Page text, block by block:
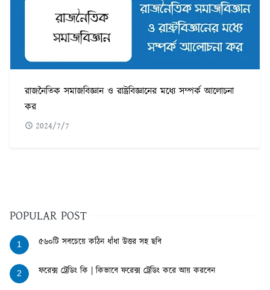
রাজনৈতিক সমাজবিজ্ঞান ও রাষ্ট্রবিজ্ঞানের মধ্যে সম্পর্ক আলোচনা
কর
2024/7/7
POPULAR POST
1 ৫৬০টি সবচেয়ে কঠিন ধাঁধা উত্তর সহ ছবি
2 ফরেক্স ট্রেডিং কি | কিভাবে ফরেক্স ট্রেডিং করে আয় করবেন